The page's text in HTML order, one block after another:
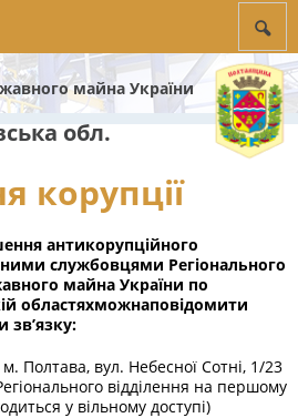
майна України
обл.
корупції
антикорупційного
службовцями Регіонального
майна України по
областяхможнаповідомити
зв’язку:
Полтава, вул. Небесної Сотні, 1/23
відділення на першому
у вільному доступі)